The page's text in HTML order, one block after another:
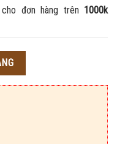
đơn hàng trên 1000k